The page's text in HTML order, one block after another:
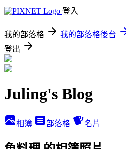
登入
我的部落格 我的部落格後台
登出
Juling's Blog
相簿 部落格 名片